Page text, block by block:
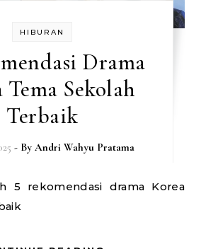
HIBURAN
Drama
Tema Sekolah
Terbaik
- By Andri Wahyu Pratama